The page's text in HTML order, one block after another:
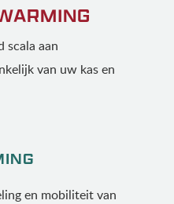
scala aan
van uw kas en
en mobiliteit van